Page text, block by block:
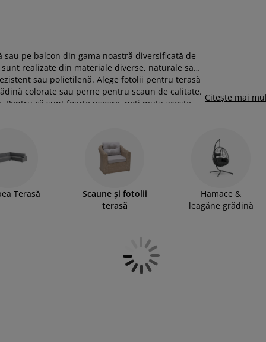
pe balcon din gama noastră diversificată de
realizate din materiale diverse, naturale sau
sau polietilenă. Alege fotolii pentru terasă
colorate sau perne pentru scaun de calitate.
că sunt foarte ușoare, poți muta aceste
Citește mai
Terasă
Scaune și fotolii
terasă
Hamace &
leagăne grădină